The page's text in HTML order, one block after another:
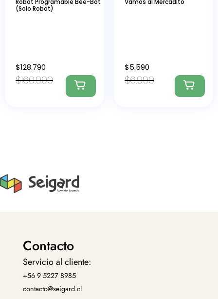
Robot Programable Bee-Bot
(Solo Robot)
$160.990
$128.790
Vamos al Mercadito
$6.990
$5.590
Contacto
Servicio al cliente:
+56 9 5227 8985
contacto@seigard.cl